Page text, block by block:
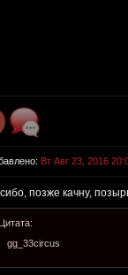
Вт Авг 23, 2016
позже качну,
Цитата:
gg_33circus